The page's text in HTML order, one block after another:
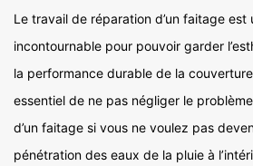
Le travail de réparation d’un faitage est
incontournable pour pouvoir garder
la performance durable de la
essentiel de ne pas négliger le
d’un faitage si vous ne voulez pas
pénétration des eaux de la pluie à